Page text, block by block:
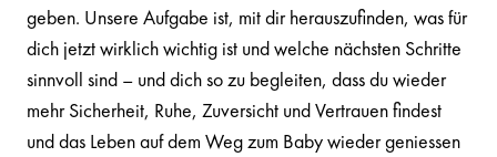
geben. Unsere Aufgabe ist, mit dir herauszufinden, was für
dich jetzt wirklich wichtig ist und welche nächsten Schritte
sinnvoll sind – und dich so zu begleiten, dass du wieder
mehr Sicherheit, Ruhe, Zuversicht und Vertrauen findest
und das Leben auf dem Weg zum Baby wieder geniessen